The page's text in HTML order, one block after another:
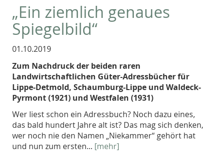
„Ein ziemlich genaues
Spiegelbild“
01.10.2019
Zum Nachdruck der beiden raren
Landwirtschaftlichen Güter-Adressbücher für
Lippe-Detmold, Schaumburg-Lippe und Waldeck-
Pyrmont (1921) und Westfalen (1931)
Wer liest schon ein Adressbuch? Noch dazu eines,
das bald hundert Jahre alt ist? Das mag sich denken,
wer noch nie den Namen „Niekammer“ gehört hat
und nun zum ersten... [mehr]